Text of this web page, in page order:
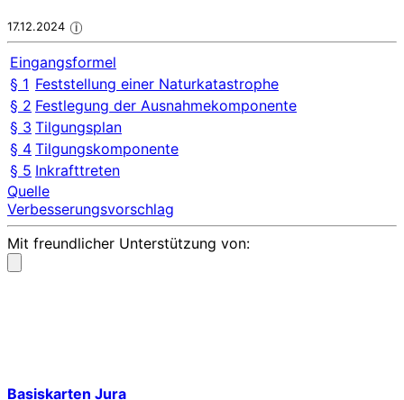
17.12.2024 i
Eingangsformel
§ 1 Feststellung einer Naturkatastrophe
§ 2 Festlegung der Ausnahmekomponente
§ 3 Tilgungsplan
§ 4 Tilgungskomponente
§ 5 Inkrafttreten
Quelle
Verbesserungsvorschlag
Mit freundlicher Unterstützung von:
Basiskarten Jura